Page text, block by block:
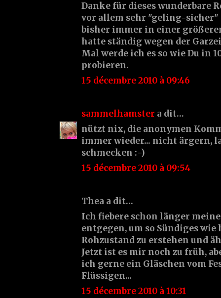
Danke für dieses wunderbare
vor allem sehr "geling-sicher"
bisher immer in einer
hatte ständig wegen der
Mal werde ich es so wie Du in
probieren.
15 décembre 2010 à 09:46
sammelhamster a dit…
nützt nix, die anonymen
immer wieder... nicht ärgern,
schmecken :-)
15 décembre 2010 à 09:54
Thea a dit…
Ich fiebere schon länger
entgegen, um so Sündiges
Rohzustand zu erstehen und
Jetzt ist es mir noch zu früh,
ich gerne ein Gläschen vom
Flüssigen...
15 décembre 2010 à 10:31